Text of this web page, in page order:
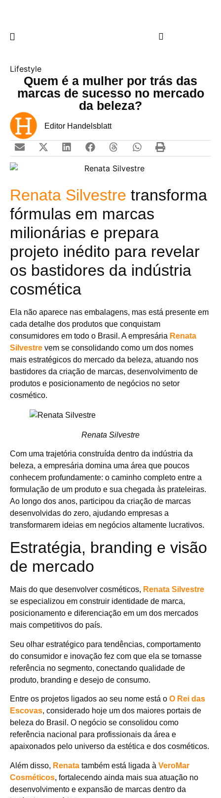
Lifestyle
Quem é a mulher por trás das
marcas de sucesso no mercado
da beleza?
Editor Handelsblatt
Renata Silvestre transforma
fórmulas em marcas
milionárias e prepara
projeto inédito para revelar
os bastidores da indústria
cosmética
Ela não aparece nas embalagens, mas está presente em
cada detalhe dos produtos que conquistam
consumidores em todo o Brasil. A empresária Renata
Silvestre vem se consolidando como um dos nomes
mais estratégicos do mercado da beleza, atuando nos
bastidores da criação de marcas, desenvolvimento de
produtos e posicionamento de negócios no setor
cosmético.
Renata Silvestre
Com uma trajetória construída dentro da indústria da
beleza, a empresária domina uma área que poucos
conhecem profundamente: o caminho completo entre a
formulação de um produto e sua chegada às prateleiras.
Ao longo dos anos, participou da criação de marcas
desenvolvidas do zero, ajudando empresas a
transformarem ideias em negócios altamente lucrativos.
Estratégia, branding e visão
de mercado
Mais do que desenvolver cosméticos, Renata Silvestre
se especializou em construir identidade de marca,
posicionamento e diferenciação em um dos mercados
mais competitivos do país.
Seu olhar estratégico para tendências, comportamento
do consumidor e inovação fez com que ela se tornasse
referência no segmento, conectando qualidade de
produto, branding e desejo de consumo.
Entre os projetos ligados ao seu nome está o O Rei das
Escovas, considerado hoje um dos maiores portais de
beleza do Brasil. O negócio se consolidou como
referência nacional para profissionais da área e
apaixonados pelo universo da estética e dos cosméticos.
Além disso, Renata também está ligada à VeroMar
Cosméticos, fortalecendo ainda mais sua atuação no
desenvolvimento e expansão de marcas dentro da